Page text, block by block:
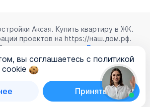
Аксая. Купить квартиру в ЖК.
проектов на https://наш.дом.рф.
означает согласие с
Лицензионным
конфиденциальностии
персональных данных
вы соглашаетесь с политикой
cookie
Принять